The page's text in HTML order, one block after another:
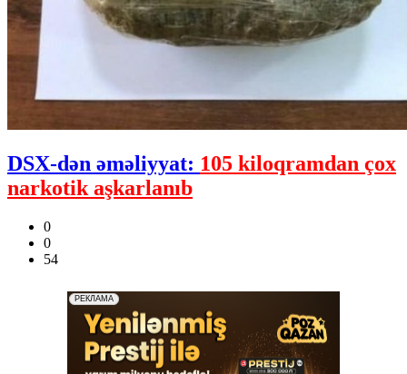
DSX-dən əməliyyat: 105 kiloqramdan çox
narkotik aşkarlanıb
0
0
54